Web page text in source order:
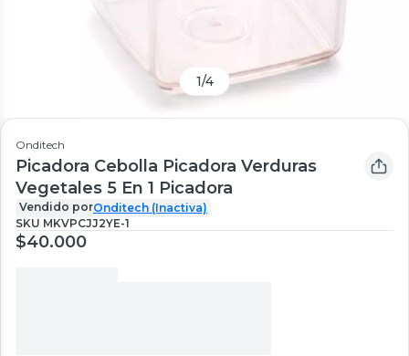
1/4
Onditech
Picadora Cebolla Picadora Verduras
Vegetales 5 En 1 Picadora
Vendido porOnditech (Inactiva)
SKU MKVPCJJ2YE-1
$40.000